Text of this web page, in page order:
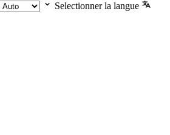
Selectionner la langue